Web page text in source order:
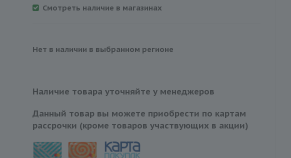
Смотреть наличие в магазинах
Нет в наличии в выбранном регионе
Наличие товара уточняйте у менеджеров
Данный товар вы можете приобрести по картам
рассрочки (кроме товаров участвующих в акции)